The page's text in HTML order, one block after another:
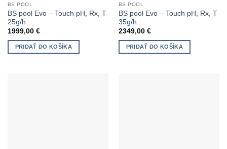
BS POOL
BS pool Evo – Touch pH, Rx, T
25g/h
1999,00 €
PRIDAŤ DO KOŠÍKA
BS POOL
BS pool Evo – Touch pH, Rx, T
35g/h
2349,00 €
PRIDAŤ DO KOŠÍKA